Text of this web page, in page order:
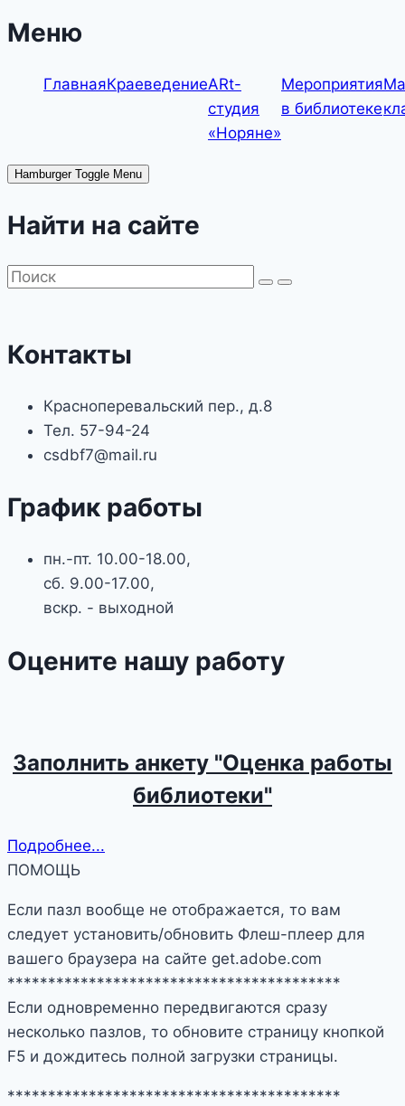
Меню
ГлавнаяКраеведениеARt-
студия
«Норяне»
Мероприятия
в библиотеке
Hamburger Toggle Menu
Найти на сайте
Контакты
Красноперевальский пер., д.8
Тел. 57-94-24
csdbf7@mail.ru
График работы
пн.-пт. 10.00-18.00,
сб. 9.00-17.00,
вскр. - выходной
Оцените нашу работу
Заполнить анкету "Оценка работы
библиотеки"
Подробнее...
ПОМОЩЬ
Если пазл вообще не отображается, то вам
следует установить/обновить Флеш-плеер для
вашего браузера на сайте get.adobe.com
*****************************************
Если одновременно передвигаются сразу
несколько пазлов, то обновите страницу кнопкой
F5 и дождитесь полной загрузки страницы.
*****************************************